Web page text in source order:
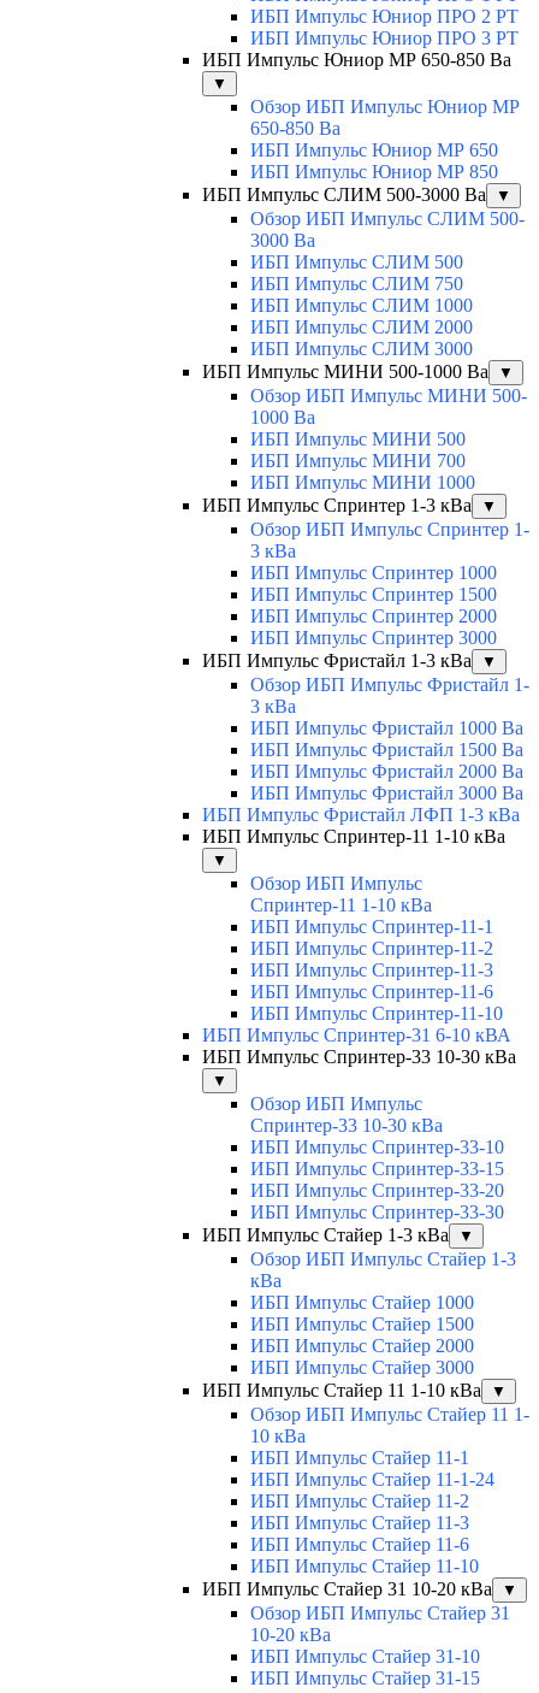
ИБП Импульс Юниор ПРО 2 РТ
ИБП Импульс Юниор ПРО 3 РТ
ИБП Импульс Юниор МР 650-850 Ва
▼
Обзор ИБП Импульс Юниор МР
650-850 Ва
ИБП Импульс Юниор МР 650
ИБП Импульс Юниор МР 850
ИБП Импульс СЛИМ 500-3000 Ва
▼
Обзор ИБП Импульс СЛИМ 500-
3000 Ва
ИБП Импульс СЛИМ 500
ИБП Импульс СЛИМ 750
ИБП Импульс СЛИМ 1000
ИБП Импульс СЛИМ 2000
ИБП Импульс СЛИМ 3000
ИБП Импульс МИНИ 500-1000 Ва
▼
Обзор ИБП Импульс МИНИ 500-
1000 Ва
ИБП Импульс МИНИ 500
ИБП Импульс МИНИ 700
ИБП Импульс МИНИ 1000
ИБП Импульс Спринтер 1-3 кВа
▼
Обзор ИБП Импульс Спринтер 1-
3 кВа
ИБП Импульс Спринтер 1000
ИБП Импульс Спринтер 1500
ИБП Импульс Спринтер 2000
ИБП Импульс Спринтер 3000
ИБП Импульс Фристайл 1-3 кВа
▼
Обзор ИБП Импульс Фристайл 1-
3 кВа
ИБП Импульс Фристайл 1000 Ва
ИБП Импульс Фристайл 1500 Ва
ИБП Импульс Фристайл 2000 Ва
ИБП Импульс Фристайл 3000 Ва
ИБП Импульс Фристайл ЛФП 1-3 кВа
ИБП Импульс Спринтер-11 1-10 кВа
▼
Обзор ИБП Импульс
Спринтер-11 1-10 кВа
ИБП Импульс Спринтер-11-1
ИБП Импульс Спринтер-11-2
ИБП Импульс Спринтер-11-3
ИБП Импульс Спринтер-11-6
ИБП Импульс Спринтер-11-10
ИБП Импульс Спринтер-31 6-10 кВА
ИБП Импульс Спринтер-33 10-30 кВа
▼
Обзор ИБП Импульс
Спринтер-33 10-30 кВа
ИБП Импульс Спринтер-33-10
ИБП Импульс Спринтер-33-15
ИБП Импульс Спринтер-33-20
ИБП Импульс Спринтер-33-30
ИБП Импульс Стайер 1-3 кВа
▼
Обзор ИБП Импульс Стайер 1-3
кВа
ИБП Импульс Стайер 1000
ИБП Импульс Стайер 1500
ИБП Импульс Стайер 2000
ИБП Импульс Стайер 3000
ИБП Импульс Стайер 11 1-10 кВа
▼
Обзор ИБП Импульс Стайер 11 1-
10 кВа
ИБП Импульс Стайер 11-1
ИБП Импульс Стайер 11-1-24
ИБП Импульс Стайер 11-2
ИБП Импульс Стайер 11-3
ИБП Импульс Стайер 11-6
ИБП Импульс Стайер 11-10
ИБП Импульс Стайер 31 10-20 кВа
▼
Обзор ИБП Импульс Стайер 31
10-20 кВа
ИБП Импульс Стайер 31-10
ИБП Импульс Стайер 31-15